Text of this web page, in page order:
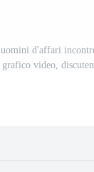
uomini d'affari
grafico video,